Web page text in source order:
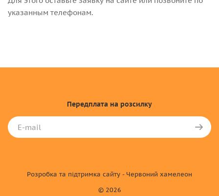
указанным телефонам.
Передплата на розсилку
© 2026
Розробка та підтримка сайту - Червоний хамелеон